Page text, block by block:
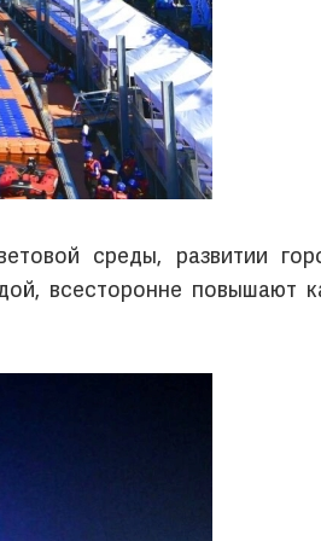
среды, развитии
всесторонне повышают